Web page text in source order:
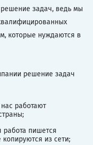
задач, ведь мы
которые нуждаются в
решение задач
работают
работа пишется
из сети;